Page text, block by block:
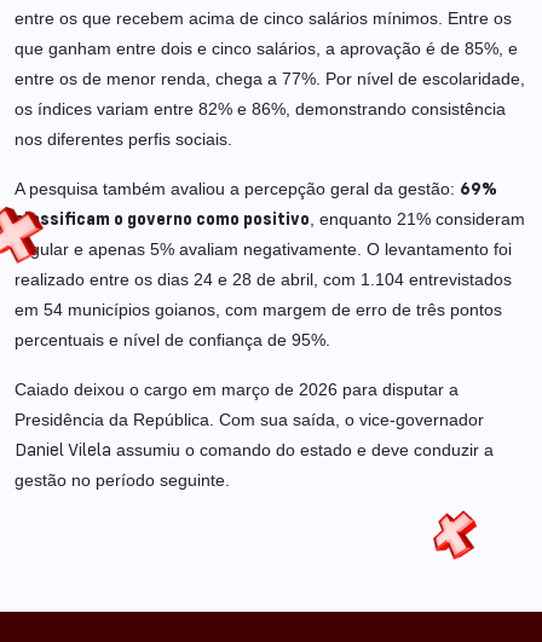
entre os que recebem acima de cinco salários mínimos. Entre os
que ganham entre dois e cinco salários, a aprovação é de 85%, e
entre os de menor renda, chega a 77%. Por nível de escolaridade,
os índices variam entre 82% e 86%, demonstrando consistência
nos diferentes perfis sociais.
A pesquisa também avaliou a percepção geral da gestão: 69%
classificam o governo como positivo
, enquanto 21% consideram
regular e apenas 5% avaliam negativamente. O levantamento foi
realizado entre os dias 24 e 28 de abril, com 1.104 entrevistados
em 54 municípios goianos, com margem de erro de três pontos
percentuais e nível de confiança de 95%.
Caiado deixou o cargo em março de 2026 para disputar a
Presidência da República. Com sua saída, o vice-governador
Daniel Vilela assumiu o comando do estado e deve conduzir a
gestão no período seguinte.